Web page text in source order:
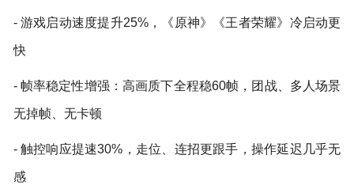
- 游戏启动速度提升25%，《原神》《王者荣耀》冷启动更
快
- 帧率稳定性增强：高画质下全程稳60帧，团战、多人场景
无掉帧、无卡顿
- 触控响应提速30%，走位、连招更跟手，操作延迟几乎无
感